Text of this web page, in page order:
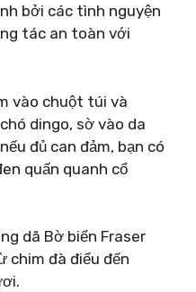
bởi các tình nguyện
tác an toàn với
vào chuột túi và
dingo, sờ vào da
đủ can đảm, bạn có
quấn quanh cổ
dã Bờ biển Fraser
chim đà điểu đến